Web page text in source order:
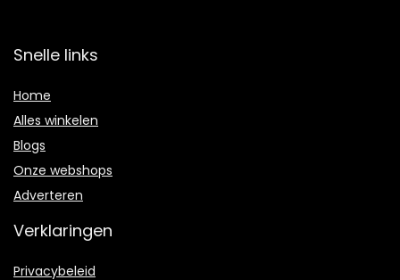
Snelle links
Home
Alles winkelen
Blogs
Onze webshops
Adverteren
Verklaringen
Privacybeleid